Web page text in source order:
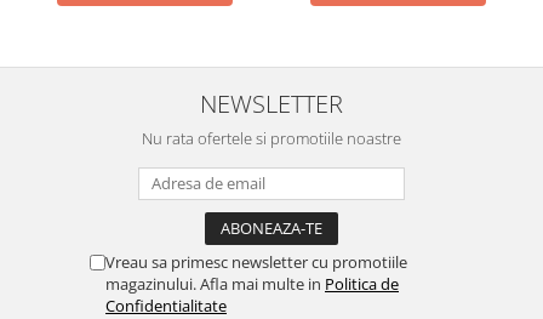
NEWSLETTER
Nu rata ofertele si promotiile noastre
Vreau sa primesc newsletter cu promotiile
magazinului. Afla mai multe in Politica de
Confidentialitate